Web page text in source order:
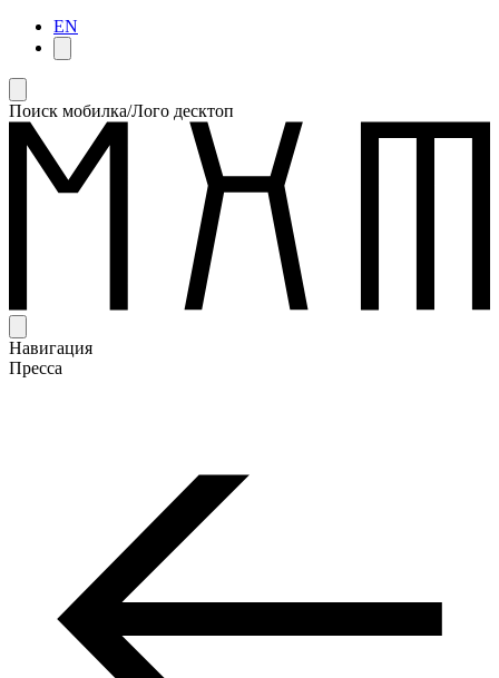
EN
Поиск мобилка/Лого десктоп
Навигация
Пресса